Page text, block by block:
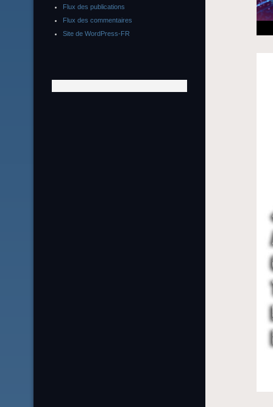
Flux des publications
Flux des commentaires
Site de WordPress-FR